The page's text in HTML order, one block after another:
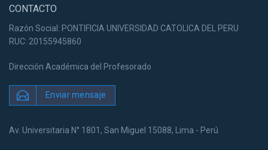
CONTACTO
Razón Social: PONTIFICIA UNIVERSIDAD CATOLICA DEL PERU
RUC: 20155945860
Dirección Académica del Profesorado
Enviar mensaje
Av. Universitaria N° 1801, San Miguel 15088, Lima - Perú